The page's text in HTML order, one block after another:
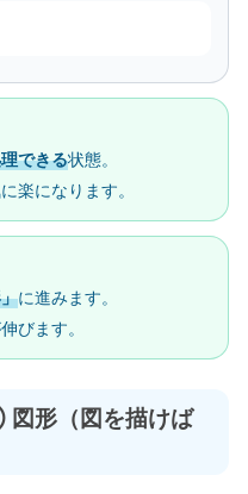
できる状態。
楽になります。
に進みます。
びます。
形（図を描けば